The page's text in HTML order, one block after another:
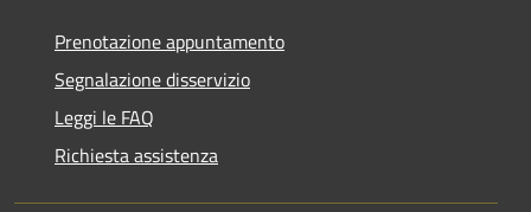
Prenotazione appuntamento
Segnalazione disservizio
Leggi le FAQ
Richiesta assistenza